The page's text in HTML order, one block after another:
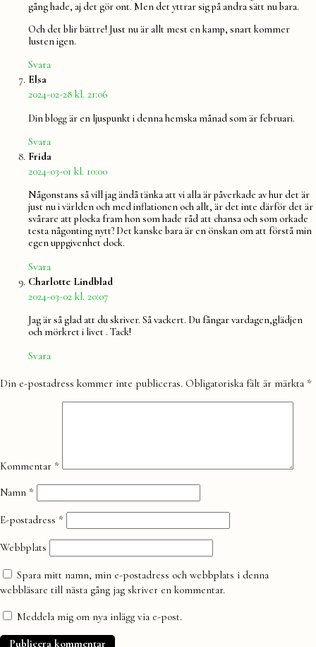
gång hade, aj det gör ont. Men det yttrar sig på andra sätt nu bara.
Och det blir bättre! Just nu är allt mest en kamp, snart kommer
lusten igen.
Svara
Elsa
2024-02-28 kl. 21:06
Din blogg är en ljuspunkt i denna hemska månad som är februari.
Svara
Frida
2024-03-01 kl. 10:00
Någonstans så vill jag ändå tänka att vi alla är påverkade av hur det är
just nu i världen och med inflationen och allt, är det inte därför det är
svårare att plocka fram hon som hade råd att chansa och som orkade
testa någonting nytt? Det kanske bara är en önskan om att förstå min
egen uppgivenhet dock.
Svara
Charlotte Lindbladsäger:
2024-03-02 kl. 20:07
Jag är så glad att du skriver. Så vackert. Du fångar vardagen,glädjen
och mörkret i livet . Tack!
Svara
Lämna
Din e-postadress kommer inte publiceras. Obligatoriska fält är märkta *
Kommentar *
Namn *
E-postadress *
Webbplats
Spara mitt namn, min e-postadress och webbplats i denna
webbläsare till nästa gång jag skriver en kommentar.
Meddela mig om nya inlägg via e-post.